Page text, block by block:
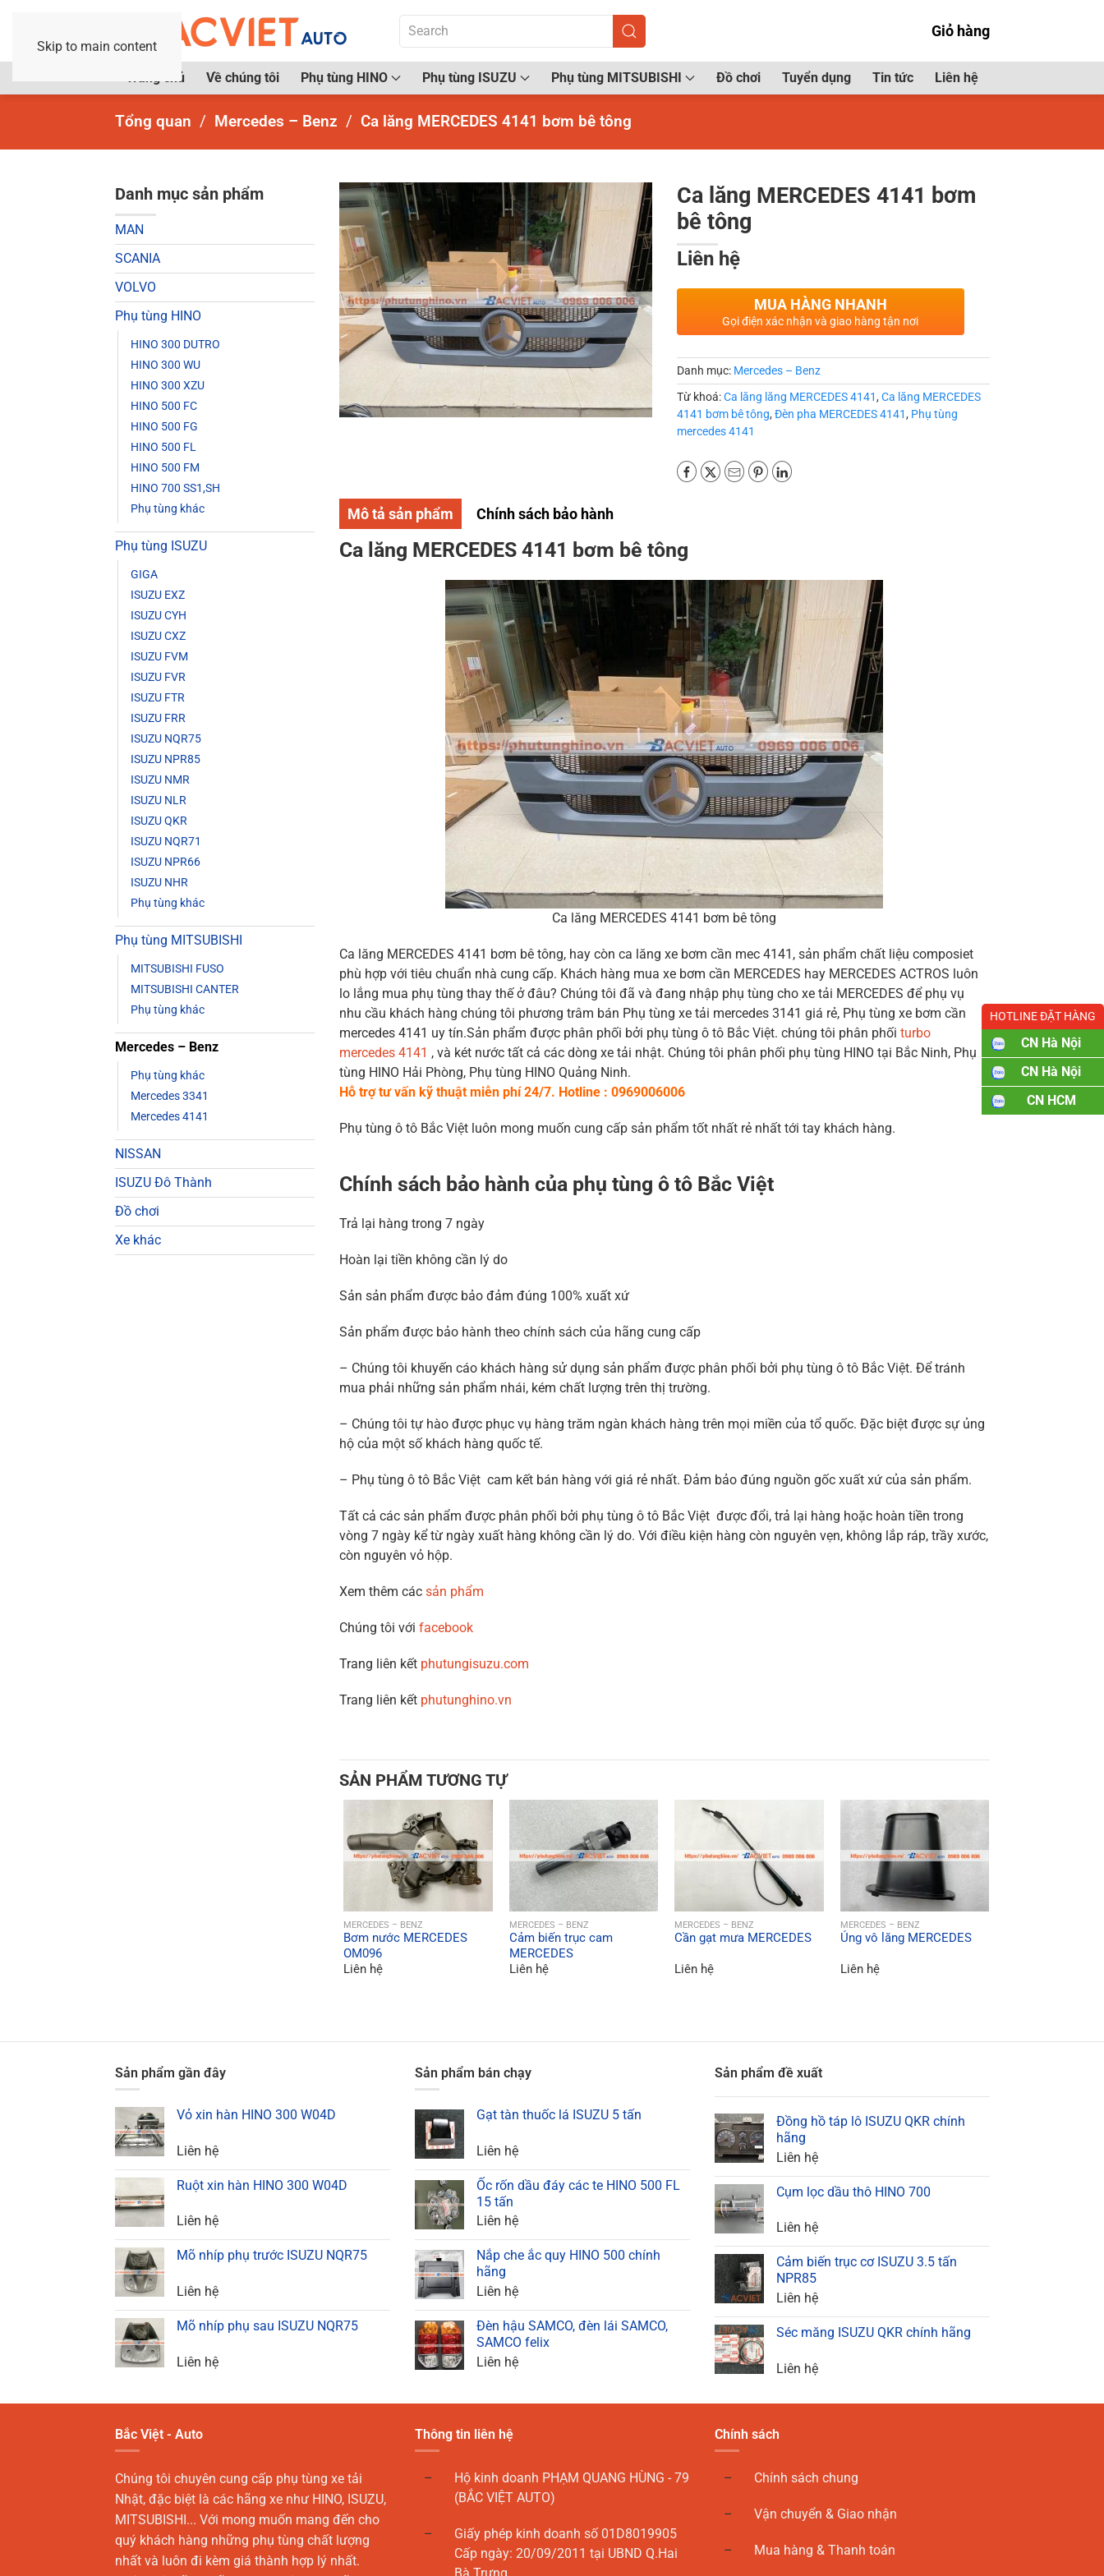
Skip to main content
Giỏ hàng
Trang chủ Về chúng tôi Phụ tùng HINO Phụ tùng ISUZU Phụ tùng MITSUBISHI Đồ chơi Tuyển dụng Tin tức Liên hệ
Tổng quan Mercedes – Benz Ca lăng MERCEDES 4141 bơm bê tông
Danh mục sản phẩm
MAN
SCANIA
VOLVO
Phụ tùng HINO
HINO 300 DUTRO
HINO 300 WU
HINO 300 XZU
HINO 500 FC
HINO 500 FG
HINO 500 FL
HINO 500 FM
HINO 700 SS1,SH
Phụ tùng khác
Phụ tùng ISUZU
GIGA
ISUZU EXZ
ISUZU CYH
ISUZU CXZ
ISUZU FVM
ISUZU FVR
ISUZU FTR
ISUZU FRR
ISUZU NQR75
ISUZU NPR85
ISUZU NMR
ISUZU NLR
ISUZU QKR
ISUZU NQR71
ISUZU NPR66
ISUZU NHR
Phụ tùng khác
Phụ tùng MITSUBISHI
MITSUBISHI FUSO
MITSUBISHI CANTER
Phụ tùng khác
Mercedes – Benz
Phụ tùng khác
Mercedes 3341
Mercedes 4141
NISSAN
ISUZU Đô Thành
Đồ chơi
Xe khác
Ca lăng MERCEDES 4141 bơm
bê tông
Liên hệ
MUA HÀNG NHANH
Gọi điện xác nhận và giao hàng tận nơi
Danh mục: Mercedes – Benz
Từ khoá:Ca lăng lăng MERCEDES 4141, Ca lăng MERCEDES
4141 bơm bê tông, Đèn pha MERCEDES 4141, Phụ tùng
mercedes 4141
Mô tả sản phẩm Chính sách bảo hành
Ca lăng MERCEDES 4141 bơm bê tông
Ca lăng MERCEDES 4141 bơm bê tông
Ca lăng MERCEDES 4141 bơm bê tông, hay còn ca lăng xe bơm cần mec 4141, sản phẩm chất liệu composiet
phù hợp với tiêu chuẩn nhà cung cấp. Khách hàng mua xe bơm cần MERCEDES hay MERCEDES ACTROS luôn
lo lắng mua phụ tùng thay thế ở đâu? Chúng tôi đã và đang nhập phụ tùng cho xe tải MERCEDES để phụ vụ
nhu cầu khách hàng chúng tôi phương trâm bán Phụ tùng xe tải mercedes 3141 giá rẻ, Phụ tùng xe bơm cần
mercedes 4141 uy tín.Sản phẩm được phân phối bởi phụ tùng ô tô Bắc Việt. chúng tôi phân phốiturbo
mercedes 4141 , và két nước tất cả các dòng xe tải nhật. Chúng tôi phân phối phụ tùng HINO tại Bắc Ninh, Phụ
tùng HINO Hải Phòng, Phụ tùng HINO Quảng Ninh.
Hỗ trợ tư vấn kỹ thuật miễn phí 24/7. Hotline : 0969006006
Phụ tùng ô tô Bắc Việt luôn mong muốn cung cấp sản phẩm tốt nhất rẻ nhất tới tay khách hàng.
Chính sách bảo hành của phụ tùng ô tô Bắc Việt
Trả lại hàng trong 7 ngày
Hoàn lại tiền không cần lý do
Sản sản phẩm được bảo đảm đúng 100% xuất xứ
Sản phẩm được bảo hành theo chính sách của hãng cung cấp
– Chúng tôi khuyến cáo khách hàng sử dụng sản phẩm được phân phối bởi phụ tùng ô tô Bắc Việt. Để tránh
mua phải những sản phẩm nhái, kém chất lượng trên thị trường.
– Chúng tôi tự hào được phục vụ hàng trăm ngàn khách hàng trên mọi miền của tổ quốc. Đặc biệt được sự ủng
hộ của một số khách hàng quốc tế.
– Phụ tùng ô tô Bắc Việt cam kết bán hàng với giá rẻ nhất. Đảm bảo đúng nguồn gốc xuất xứ của sản phẩm.
Tất cả các sản phẩm được phân phối bởi phụ tùng ô tô Bắc Việt được đổi, trả lại hàng hoặc hoàn tiền trong
vòng 7 ngày kể từ ngày xuất hàng không cần lý do. Với điều kiện hàng còn nguyên vẹn, không lắp ráp, trầy xước,
còn nguyên vỏ hộp.
Xem thêm cácsản phẩm
Chúng tôi với facebook
Trang liên kết phutungisuzu.com
Trang liên kết phutunghino.vn
SẢN PHẨM TƯƠNG TỰ
QUICK VIEW
MERCEDES – BENZ
Bơm nước MERCEDES
OM096
Liên hệ
QUICK VIEW
MERCEDES – BENZ
Cảm biến trục cam
MERCEDES
Liên hệ
QUICK VIEW
MERCEDES – BENZ
Cần gạt mưa MERCEDES
Liên hệ
QUICK VIEW
MERCEDES – BENZ
Ủng vô lăng MERCEDES
Liên hệ
Sản phẩm gần đây
Vỏ xin hàn HINO 300 W04D
Liên hệ
Ruột xin hàn HINO 300 W04D
Liên hệ
Mõ nhíp phụ trước ISUZU NQR75
Liên hệ
Mõ nhíp phụ sau ISUZU NQR75
Liên hệ
Sản phẩm bán chạy
Gạt tàn thuốc lá ISUZU 5 tấn
Liên hệ
Ốc rốn dầu đáy các te HINO 500 FL
15 tấn
Liên hệ
Nắp che ắc quy HINO 500 chính
hãng
Liên hệ
Đèn hậu SAMCO, đèn lái SAMCO,
SAMCO felix
Liên hệ
Sản phẩm đề xuất
Đồng hồ táp lô ISUZU QKR chính
hãng
Liên hệ
Cụm lọc dầu thô HINO 700
Liên hệ
Cảm biến trục cơ ISUZU 3.5 tấn
NPR85
Liên hệ
Séc măng ISUZU QKR chính hãng
Liên hệ
Bắc Việt - Auto
Chúng tôi chuyên cung cấp phụ tùng xe tải
Nhật, đặc biệt là các hãng xe như HINO, ISUZU,
MITSUBISHI... Với mong muốn mang đến cho
quý khách hàng những phụ tùng chất lượng
nhất và luôn đi kèm giá thành hợp lý nhất.
Thông tin liên hệ
Hộ kinh doanh PHẠM QUANG HÙNG - 79
(BẮC VIỆT AUTO)
Giấy phép kinh doanh số 01D8019905
Cấp ngày: 20/09/2011 tại UBND Q.Hai
Bà Trưng
Chính sách
Chính sách chung
Vận chuyển & Giao nhận
Mua hàng & Thanh toán
HOTLINE ĐẶT HÀNG
CN Hà Nội
CN Hà Nội
CN HCM